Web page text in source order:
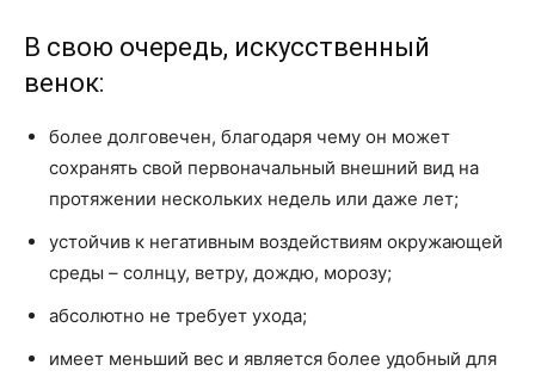
В свою очередь, искусственный
венок:
более долговечен, благодаря чему он может
сохранять свой первоначальный внешний вид на
протяжении нескольких недель или даже лет;
устойчив к негативным воздействиям окружающей
среды – солнцу, ветру, дождю, морозу;
абсолютно не требует ухода;
имеет меньший вес и является более удобный для